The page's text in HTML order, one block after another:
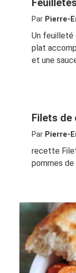
Par Pierre-
Un feuilleté
plat
et une
Filets de
Par Pierre-
recette
pommes